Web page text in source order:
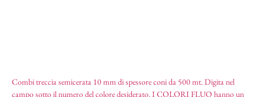
Combi treccia semicerata 10 mm di spessore coni da 500 mt. Digita nel
campo sotto il numero del colore desiderato. I COLORI FLUO hanno un